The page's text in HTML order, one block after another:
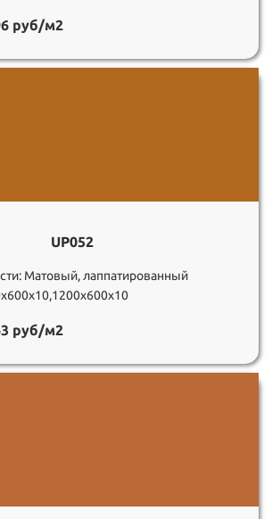
руб/м2
UP052
Матовый, лаппатированный
руб/м2